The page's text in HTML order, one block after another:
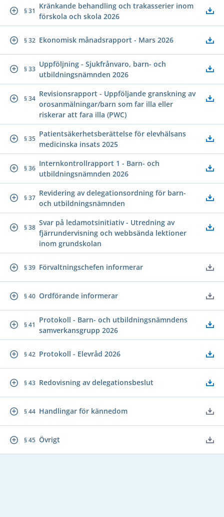
§ 31
Kränkande behandling och trakasserier inom
förskola och skola 2026
§ 32 Ekonomisk månadsrapport - Mars 2026
§ 33
Uppföljning - Sjukfrånvaro, barn- och
utbildningsnämnden 2026
§ 34
Revisionsrapport - Uppföljande granskning av
orosanmälningar/barn som far illa eller
riskerar att fara illa (PWC)
§ 35
Patientsäkerhetsberättelse för elevhälsans
medicinska insats 2025
§ 36
Internkontrollrapport 1 - Barn- och
utbildningsnämnden 2026
§ 37
Revidering av delegationsordning för barn-
och utbildningsnämnden
§ 38
Svar på ledamotsinitiativ - Utredning av
fjärrundervisning och webbsända lektioner
inom grundskolan
§ 39 Förvaltningschefen informerar
§ 40 Ordförande informerar
§ 41
Protokoll - Barn- och utbildningsnämndens
samverkansgrupp 2026
§ 42 Protokoll - Elevråd 2026
§ 43 Redovisning av delegationsbeslut
§ 44 Handlingar för kännedom
§ 45 Övrigt